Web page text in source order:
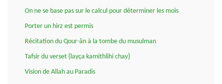
On ne se base pas sur le calcul pour déterminer les mois
Porter un hirz est permis
Récitation du Qour-ân à la tombe du musulman
Tafsir du verset {layça kamithlihi chay}
Vision de Allah au Paradis